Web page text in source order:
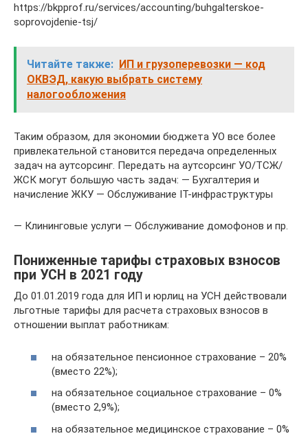
https://bkpprof.ru/services/accounting/buhgalterskoe-
soprovojdenie-tsj/
Читайте также: ИП и грузоперевозки — код
ОКВЭД, какую выбрать систему
налогообложения
Таким образом, для экономии бюджета УО все более
привлекательной становится передача определенных
задач на аутсорсинг. Передать на аутсорсинг УО/ТСЖ/
ЖСК могут большую часть задач: — Бухгалтерия и
начисление ЖКУ — Обслуживание IT-инфраструктуры
— Клининговые услуги — Обслуживание домофонов и пр.
Пониженные тарифы страховых взносов
при УСН в 2021 году
До 01.01.2019 года для ИП и юрлиц на УСН действовали
льготные тарифы для расчета страховых взносов в
отношении выплат работникам:
на обязательное пенсионное страхование – 20%
(вместо 22%);
на обязательное социальное страхование – 0%
(вместо 2,9%);
на обязательное медицинское страхование – 0%